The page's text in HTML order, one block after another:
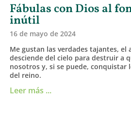
Fábulas con Dios al
inútil
16 de mayo de 2024
Me gustan las verdades tajantes, el
desciende del cielo para destruir a
nosotros y, si se puede, conquistar
del reino.
Leer más ...